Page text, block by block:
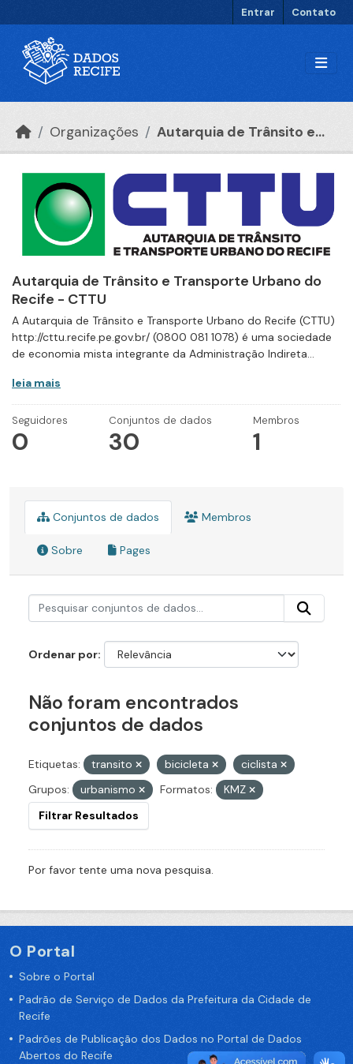
Entrar Contato
Organizações Autarquia de Trânsito e...
Autarquia de Trânsito e Transporte Urbano do
Recife - CTTU
A Autarquia de Trânsito e Transporte Urbano do Recife (CTTU)
http://cttu.recife.pe.gov.br/ (0800 081 1078) é uma sociedade
de economia mista integrante da Administração Indireta...
leia mais
Seguidores
0
Conjuntos de dados
30
Membros
1
Conjuntos de dados Membros
Sobre Pages
Ordenar por
Não foram encontrados
conjuntos de dados
Etiquetas: transito bicicleta
ciclista
Grupos:
urbanismo Formatos:
KMZ
Filtrar Resultados
Por favor tente uma nova pesquisa.
O Portal
Sobre o Portal
Padrão de Serviço de Dados da Prefeitura da Cidade de
Recife
Padrões de Publicação dos Dados no Portal de Dados
Abertos do Recife